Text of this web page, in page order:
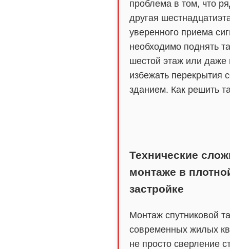
проблема в том, что
другая
уверенного приема
необходимо поднять
шестой этаж или
избежать перекрытия
зданием. Как решить
Технические
монтаже в
застройке
Монтаж спутниковой
современных жилых
не просто сверление